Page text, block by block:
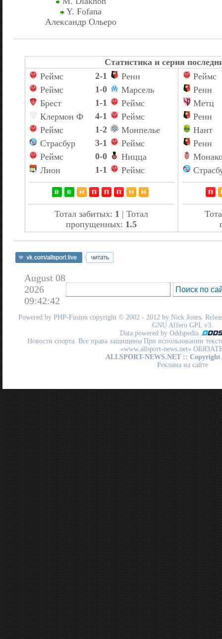
Y. Fofana
Александр Ольеро
Статистика и серия
Реймс
2-1
Ренн
Реймс
1-0
Марсель
Брест
1-1
Реймс
Клермон Ф
4-1
Реймс
Реймс
1-2
Монпелье
Страсбур
3-1
Реймс
Реймс
0-0
Ницца
Лион
1-1 Реймс
Тотал забитых: 1 | Тотал
пропущенных: 1.5
Реймс
Ренн
Метц
Ренн
Нант
Ренн
August 08
2026
09:42:42
Powered by PHP-Fusion copyright © 2002 - 2012 by Nick Jones.
GNU Affero GPL v3.
Data powered by Oddspedia
Новости спорта. Все права защищены При использовании
«www.allsport-news.net»
ALLSPORT-NEWS.NET :: Copyright
Реклама на сайте